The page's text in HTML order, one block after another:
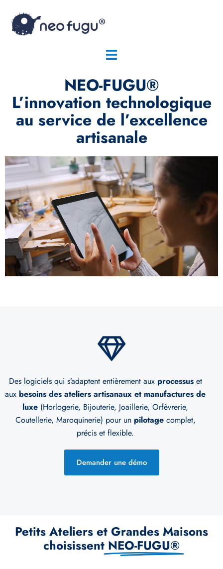
NEO-FUGU®
L’innovation technologique
au service de l’excellence
artisanale
Des logiciels qui s’adaptent entièrement aux processus et
aux besoins des ateliers artisanaux et manufactures de
luxe (Horlogerie, Bijouterie, Joaillerie, Orfèvrerie,
Coutellerie, Maroquinerie) pour un pilotage complet,
précis et flexible.
Demander une démo
Petits Ateliers et Grandes Maisons
choisissent NEO-FUGU®